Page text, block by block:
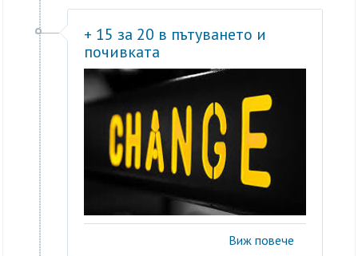
+ 15 за 20 в пътуването и
почивката
Виж повече